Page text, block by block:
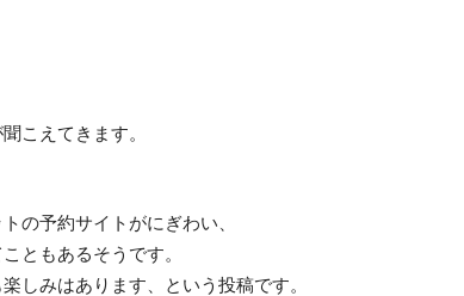
こえてきます。
の予約サイトがにぎわい、
ともあるそうです。
しみはあります、という投稿です。